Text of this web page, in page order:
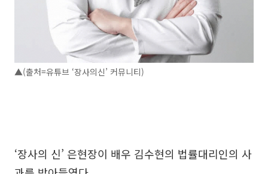
▲(출처=유튜브 ‘장사의신’ 커뮤니티)
‘장사의 신’ 은현장이 배우 김수현의 법률대리인의 사